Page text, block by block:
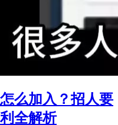
么加入？招人要
全解析